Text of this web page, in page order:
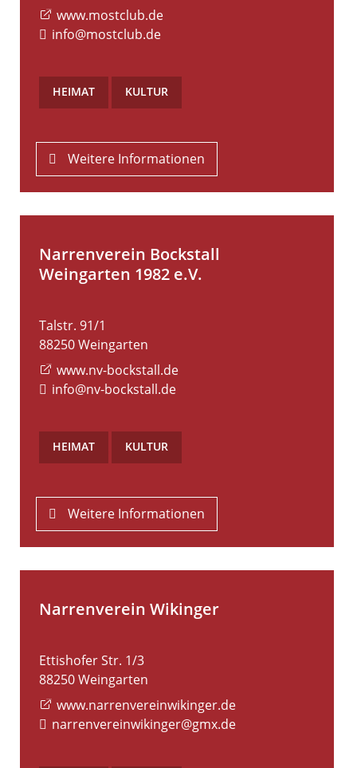
www.mostclub.de
info@mostclub.de
HEIMAT KULTUR
Weitere Informationen
Narrenverein Bockstall
Weingarten 1982 e.V.
Talstr. 91/1
88250Weingarten
www.nv-bockstall.de
info@nv-bockstall.de
HEIMAT KULTUR
Weitere Informationen
Narrenverein Wikinger
Ettishofer Str. 1/3
88250Weingarten
www.narrenvereinwikinger.de
narrenvereinwikinger@gmx.de